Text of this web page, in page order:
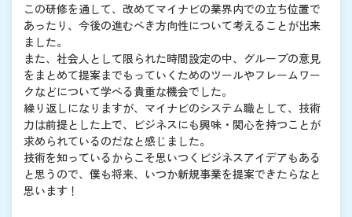
この研修を通して、改めてマイナビの業界内での立ち位置で
あったり、今後の進むべき方向性について考えることが出来
ました。
また、社会人として限られた時間設定の中、グループの意見
をまとめて提案までもっていくためのツールやフレームワー
クなどについて学べる貴重な機会でした。
繰り返しになりますが、マイナビのシステム職として、技術
力は前提とした上で、ビジネスにも興味・関心を持つことが
求められているのだなと感じました。
技術を知っているからこそ思いつくビジネスアイデアもある
と思うので、僕も将来、いつか新規事業を提案できたらなと
思います！